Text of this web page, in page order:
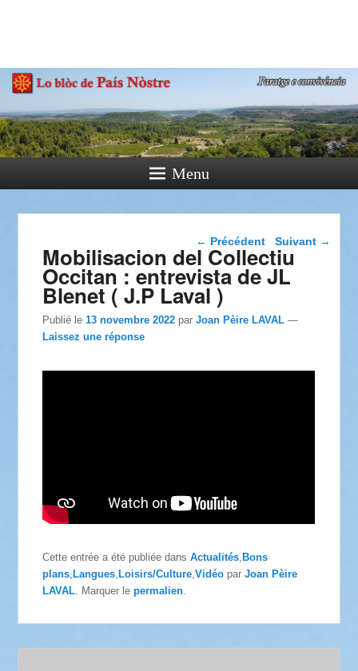
Paratge e Convivència
Menu
Navigation dans les
articles
← Précédent Suivant →
Mobilisacion del Collectiu
Occitan : entrevista de JL
Blenet ( J.P Laval )
Publié le13 novembre 2022 parJoan Pèire LAVAL —
Laissez une réponse
Cette entrée a été publiée dansActualités, Bons
plans, Langues, Loisirs/Culture,Vidéo parJoan Pèire
LAVAL. Marquer lepermalien.